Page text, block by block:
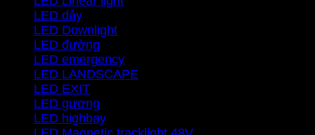
LED dây
LED Downlight
LED đường
LED emergency
LED LANDSCAPE
LED EXIT
LED gương
LED highbay